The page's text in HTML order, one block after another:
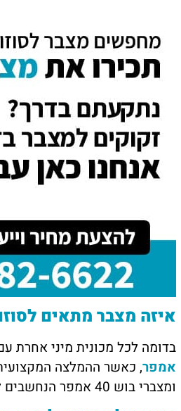
אושר סעדיה
את מצבר בקליק הכרתי דרך חבר טוב, הם
שיש, תודה רבה לכם על העזרה, שמח
להמליץ עליכם גם לאנשים אחרים.
איזה מצבר מתאים
בדומה לכל מכונית מיני אחרת
אמפר
ומצברי בוש 40 אמפר הנחשבים לאידיאליים לאקלים הישראלים.